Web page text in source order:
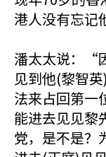
港人没有忘记
潘太太说：“
见到他(黎智
法来占回第
能进去见见黎
党，是不是？